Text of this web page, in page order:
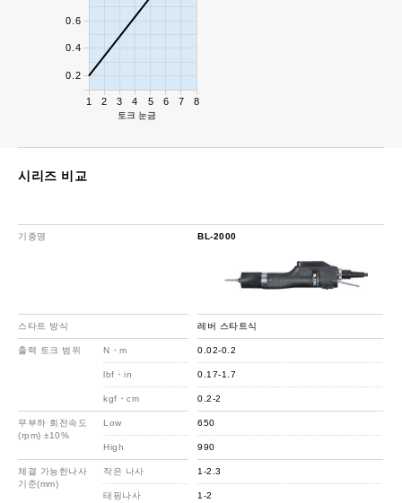
1 2 3 4 5 6 7 8
토크 눈금
0.2
0.4
0.6
시리즈 비교
기종명
스타트 방식
출력 토크 범위 N・m
lbf・in
kgf・cm
무부하 회전속도
(rpm) ±10%
Low
High
체결 가능한나사
기준(mm)
작은 나사
태핑나사
BL-2000
레버 스타트식
0.02-0.2
0.17-1.7
0.2-2
650
990
1-2.3
1-2